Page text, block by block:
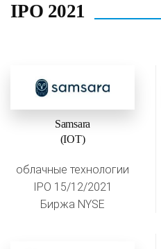
IPO 2021
Samsara
(IOT)
облачные технологии
IPO 15/12/2021
Биржа NYSE